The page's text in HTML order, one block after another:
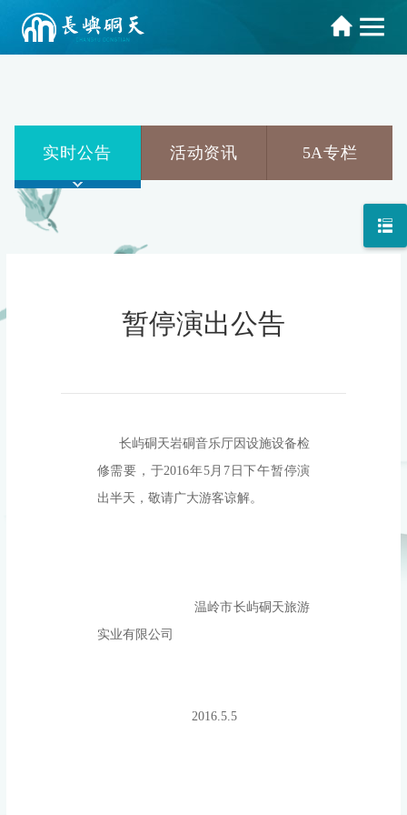
实时公告 活动资讯 5A专栏
暂停演出公告
长屿硐天岩硐音乐厅因设施设备检
修需要，于2016年5月7日下午暂停演
出半天，敬请广大游客谅解。
温岭市长屿硐天旅游
实业有限公司
2016.5.5